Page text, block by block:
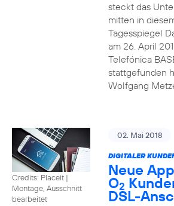
steckt das
mitten in
Tagesspiegel
am 26. April
Telefónica
stattgefunden
Wolfgang
Credits: Placeit |
Montage, Ausschnitt
bearbeitet
02. Mai 2018
DIGITALER
Neue
O2
DSL-